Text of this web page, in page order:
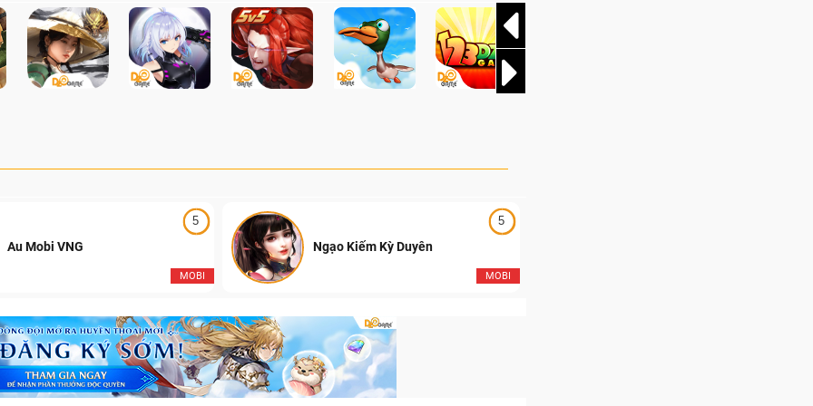
5
MOBI
Au Mobi VNG
5
MOBI
Ngạo Kiếm Kỳ Duyên